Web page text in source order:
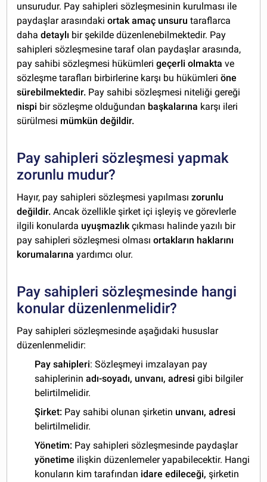
unsurudur. Pay sahipleri sözleşmesinin kurulması ile
paydaşlar arasındakiortak amaç unsuru taraflarca
dahadetaylı bir şekilde düzenlenebilmektedir. Pay
sahipleri sözleşmesine taraf olan paydaşlar arasında,
pay sahibi sözleşmesi hükümlerigeçerli olmakta ve
sözleşme tarafları birbirlerine karşı bu hükümleriöne
sürebilmektedir. Pay sahibi sözleşmesi niteliği gereği
nispi bir sözleşme olduğundan başkalarına karşı ileri
sürülmesi mümkün değildir.
Pay sahipleri sözleşmesi yapmak
zorunlu mudur?
Hayır, pay sahipleri sözleşmesi yapılmasızorunlu
değildir. Ancak özellikle şirket içi işleyiş ve görevlerle
ilgili konularda uyuşmazlıkçıkması halinde yazılı bir
pay sahipleri sözleşmesi olmasıortakların haklarını
korumalarına yardımcı olur.
Pay sahipleri sözleşmesinde hangi
konular düzenlenmelidir?
Pay sahipleri sözleşmesinde aşağıdaki hususlar
düzenlenmelidir:
Pay sahipleri: Sözleşmeyi imzalayan pay
sahiplerininadı-soyadı, unvanı, adresi gibi bilgiler
belirtilmelidir.
Şirket: Pay sahibi olunan şirketin unvanı, adresi
belirtilmelidir.
Yönetim: Pay sahipleri sözleşmesinde paydaşlar
yönetime ilişkin düzenlemeler yapabilecektir. Hangi
konuların kim tarafından idare edileceği, şirketin